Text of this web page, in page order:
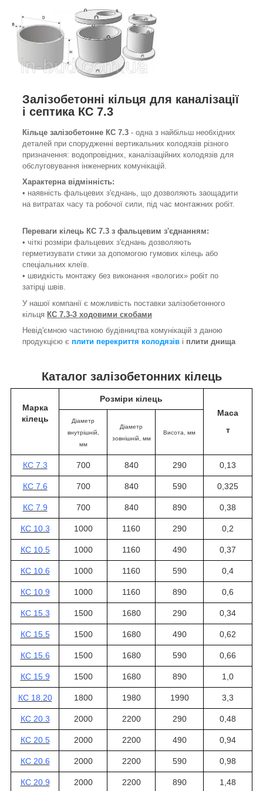
Залізобетонні кільця для каналізації
і септика КС 7.3
Кільце залізобетонне КС 7.3 - одна з найбільш необхідних
деталей при спорудженні вертикальних колодязів різного
призначення: водопровідних, каналізаційних колодязів для
обслуговування інженерних комунікацій.
Характерна відмінність:
• наявність фальцевих з'єднань, що дозволяють заощадити
на витратах часу та робочої сили, під час монтажних робіт.
Переваги кілець КС 7.3 з фальцевим з'єднанням:
• чіткі розміри фальцевих з'єднань дозволяють
герметизувати стики за допомогою гумових кілець або
спеціальних клеїв.
• швидкість монтажу без виконання «вологих» робіт по
затірці швів.
У нашої компанії є можливість поставки залізобетонного
кільця КС 7.3-З ходовими скобами
Невід'ємною частиною будівництва комунікацій з даною
продукцією є плити перекриття колодязів і плити днища
Каталог залізобетонних кілець
Марка
кілець
Розміри кілець
Маса
т
Діаметр
внутрішній,
мм
Діаметр
зовнішній, мм
Висота , мм
КС 7.3 700 840 290 0,13
КС 7.6 700 840 590 0,325
КС 7.9 700 840 890 0,38
КС 10.3 1000 1160 290 0,2
КС 10.5 1000 1160 490 0,37
КС 10.6 1000 1160 590 0,4
КС 10.9 1000 1160 890 0,6
КС 15.3 1500 1680 290 0,34
КС 15.5 1500 1680 490 0,62
КС 15.6 1500 1680 590 0,66
КС 15.9 1500 1680 890 1,0
КС 18.20 1800 1980 1990 3,3
КС 20.3 2000 2200 290 0,48
КС 20.5 2000 2200 490 0,94
КС 20.6 2000 2200 590 0,98
КС 20.9 2000 2200 890 1,48